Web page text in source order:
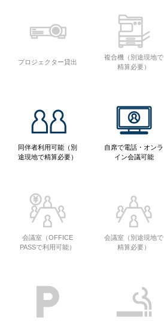
プロジェクター貸出
複合機（別途現地で
精算必要）
同伴者利用可能（別
途現地で精算必要）
自席で電話・オンラ
イン会議可能
会議室（OFFICE
PASSで利用可能）
会議室（別途現地で
精算必要）